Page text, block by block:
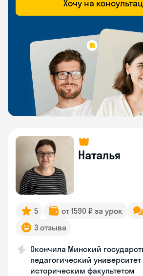
Хочу на
Наталья
5 от 1590 ₽ за урок
3 отзыва
Окончила Минский
педагогический университет
историческим факультетом